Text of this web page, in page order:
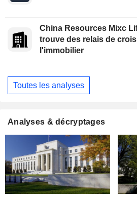
China Resources Mixc
trouve des relais de
l'immobilier
Toutes les analyses
Analyses & décryptages